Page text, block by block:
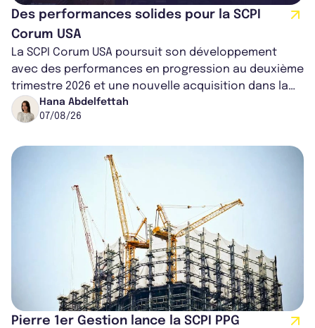
Des performances solides pour la SCPI
Corum USA
La SCPI Corum USA poursuit son développement
avec des performances en progression au deuxième
trimestre 2026 et une nouvelle acquisition dans la
région de Chicago. Entre hausse de...
Hana Abdelfettah
07/08/26
Pierre 1er Gestion lance la SCPI PPG